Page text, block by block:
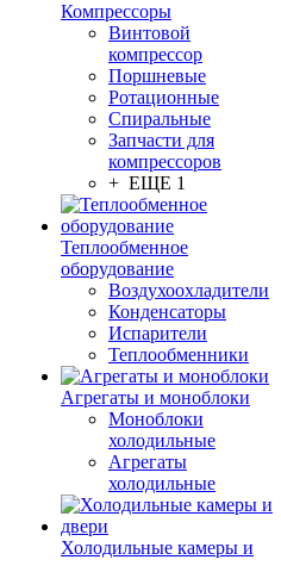
Компрессоры
Винтовой
компрессор
Поршневые
Ротационные
Спиральные
Запчасти для
компрессоров
+ ЕЩЕ 1
Теплообменное
оборудование
Воздухоохладители
Конденсаторы
Испарители
Теплообменники
Агрегаты и моноблоки
Моноблоки
холодильные
Агрегаты
холодильные
Холодильные камеры и